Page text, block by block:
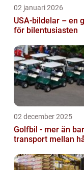
02 januari 2026
USA-bildelar – en
för bilentusiasten
02 december 2025
Golfbil - mer än
transport mellan